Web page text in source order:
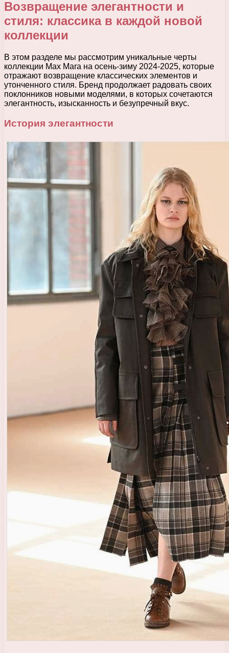
Возвращение элегантности и
стиля: классика в каждой новой
коллекции
В этом разделе мы рассмотрим уникальные черты
коллекции Max Mara на осень-зиму 2024-2025, которые
отражают возвращение классических элементов и
утонченного стиля. Бренд продолжает радовать своих
поклонников новыми моделями, в которых сочетаются
элегантность, изысканность и безупречный вкус.
История элегантности